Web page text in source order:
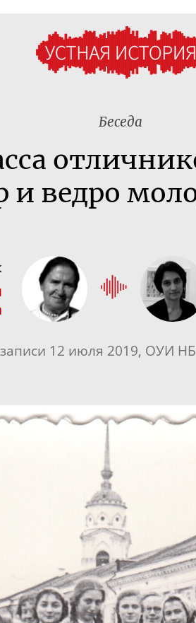
Беседа
и ведро
12 июля 2019, ОУИ